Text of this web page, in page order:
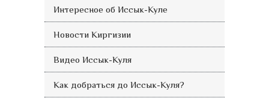
Интересное об Иссык-Куле
Новости Киргизии
Видео Иссык-Куля
Как добраться до Иссык-Куля?